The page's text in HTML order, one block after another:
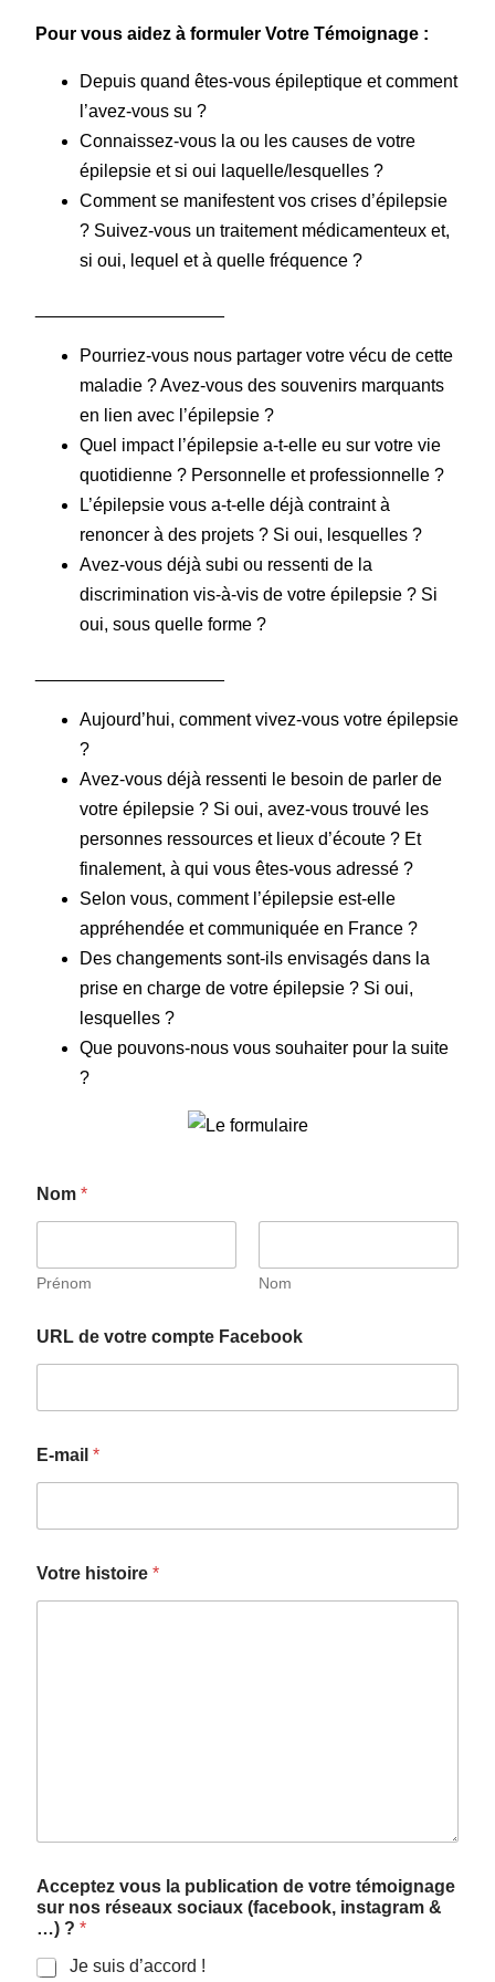
Pour vous aidez à formuler Votre Témoignage :
Depuis quand êtes-vous épileptique et comment
l’avez-vous su ?
Connaissez-vous la ou les causes de votre
épilepsie et si oui laquelle/lesquelles ?
Comment se manifestent vos crises d’épilepsie
? Suivez-vous un traitement médicamenteux et,
si oui, lequel et à quelle fréquence ?
Pourriez-vous nous partager votre vécu de cette
maladie ? Avez-vous des souvenirs marquants
en lien avec l’épilepsie ?
Quel impact l’épilepsie a-t-elle eu sur votre vie
quotidienne ? Personnelle et professionnelle ?
L’épilepsie vous a-t-elle déjà contraint à
renoncer à des projets ? Si oui, lesquelles ?
Avez-vous déjà subi ou ressenti de la
discrimination vis-à-vis de votre épilepsie ? Si
oui, sous quelle forme ?
Aujourd’hui, comment vivez-vous votre épilepsie
?
Avez-vous déjà ressenti le besoin de parler de
votre épilepsie ? Si oui, avez-vous trouvé les
personnes ressources et lieux d’écoute ? Et
finalement, à qui vous êtes-vous adressé ?
Selon vous, comment l’épilepsie est-elle
appréhendée et communiquée en France ?
Des changements sont-ils envisagés dans la
prise en charge de votre épilepsie ? Si oui,
lesquelles ?
Que pouvons-nous vous souhaiter pour la suite
?
Nom *
Prénom Nom
URL de votre compte Facebook
E-mail *
Votre histoire *
-
m
a
i
l
Acceptez vous la publication de votre témoignage
sur nos réseaux sociaux (facebook, instagram &
…) ? *
Je suis d’accord !